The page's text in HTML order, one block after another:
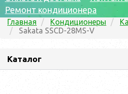
Ремонт кондиционера
Главная Кондиционеры
Sakata SSCD-28MS-V
Каталог